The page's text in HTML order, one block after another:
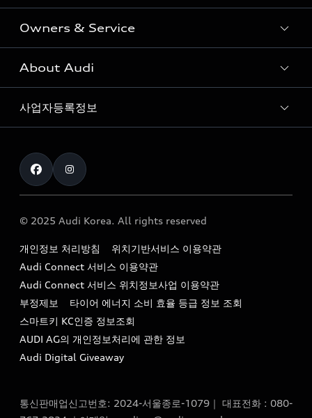
Coupe
S range
전시장/AAP 전시장/AS센터
아우디 신차 재고
아우디 모델 비교하기
아우디 공식 인증 중고차
The new Audi A6 Taste Drive 이벤트
Owners & Service
고객안내
Audi Connect
myAudiworld
내비게이션 데이터 다운로드
아우디 영상 매뉴얼
서비스 센터
서비스 프로그램
아우디 e-tron 케어 프로그램
사설수리업체를 위한 권고사항
About Audi
아우디 브랜드
Formula 1
Audi Story
아우디코리아 소식
아우디코리아 소개
아우디 스토리
아우디 브랜드 히스토리
quattro 시스템
사업자등록정보
통신판매업신고번호 : 2024-서울종로-1079
대표자명 : 틸 셰어
딩)
이메일 : audi_m@audi-ccc.co.kr
© 2025 Audi Korea. All rights reserved
개인정보 처리방침
위치기반서비스 이용약관
Audi Connect 서비스 이용약관
Audi Connect 서비스 위치정보사업 이용약관
부정제보
타이어 에너지 소비 효율 등급 정보 조회
스마트키 KC인증 정보조회
AUDI AG의 개인정보처리에 관한 정보
Audi Digital Giveaway
통신판매업신고번호: 2024-서울종로-1079｜ 대표전화 : 080-